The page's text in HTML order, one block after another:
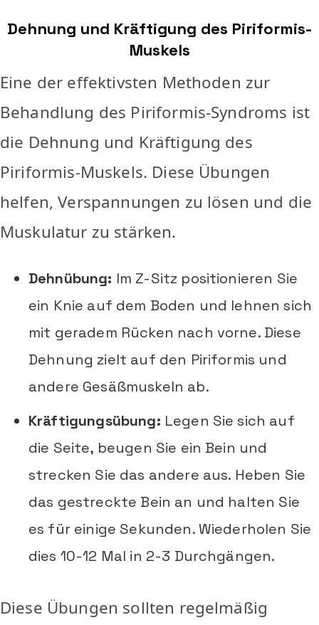
Dehnung und Kräftigung des Piriformis-
Muskels
Eine der effektivsten Methoden zur
Behandlung des Piriformis-Syndroms ist
die Dehnung und Kräftigung des
Piriformis-Muskels. Diese Übungen
helfen, Verspannungen zu lösen und die
Muskulatur zu stärken.
Dehnübung: Im Z-Sitz positionieren Sie
ein Knie auf dem Boden und lehnen sich
mit geradem Rücken nach vorne. Diese
Dehnung zielt auf den Piriformis und
andere Gesäßmuskeln ab.
Kräftigungsübung: Legen Sie sich auf
die Seite, beugen Sie ein Bein und
strecken Sie das andere aus. Heben Sie
das gestreckte Bein an und halten Sie
es für einige Sekunden. Wiederholen Sie
dies 10-12 Mal in 2-3 Durchgängen.
Diese Übungen sollten regelmäßig